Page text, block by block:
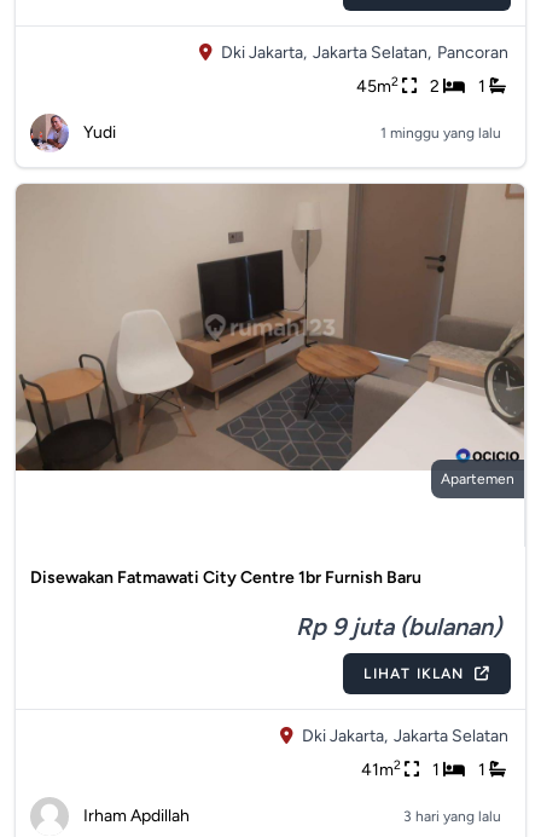
Dki Jakarta, Jakarta Selatan, Pancoran
45m2 2 1
Yudi 1 minggu yang lalu
Apartemen
Disewakan Fatmawati City Centre 1br Furnish Baru
Rp 9 juta (bulanan)
LIHAT IKLAN
Dki Jakarta, Jakarta Selatan
41m2 1 1
Irham Apdillah 3 hari yang lalu